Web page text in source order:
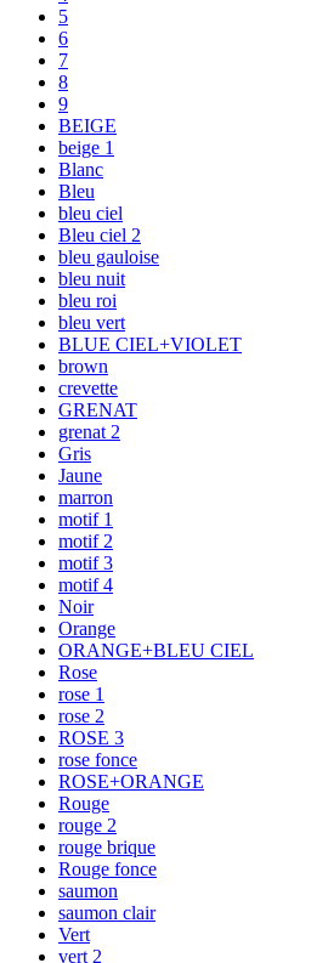
5
6
7
8
9
BEIGE
beige 1
Blanc
Bleu
bleu ciel
Bleu ciel 2
bleu gauloise
bleu nuit
bleu roi
bleu vert
BLUE CIEL+VIOLET
brown
crevette
GRENAT
grenat 2
Gris
Jaune
marron
motif 1
motif 2
motif 3
motif 4
Noir
Orange
ORANGE+BLEU CIEL
Rose
rose 1
rose 2
ROSE 3
rose fonce
ROSE+ORANGE
Rouge
rouge 2
rouge brique
Rouge fonce
saumon
saumon clair
Vert
vert 2